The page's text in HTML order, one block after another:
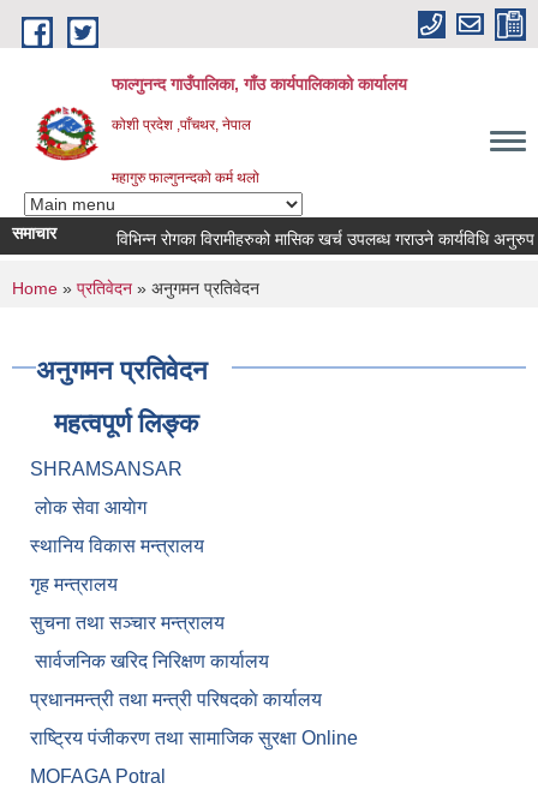
Skip to main content
फाल्गुनन्द गाउँपालिका, गाँउ कार्यपालिकाको कार्यालय
कोशी प्रदेश ,पाँचथर, नेपाल
महागुरु फाल्गुनन्दको कर्म थलो
समाचार विभिन्न रोगका विरामीहरुको मासिक खर्च उपलब्ध गराउने कार्यविधि अनुरुप
You are here
Home » प्रतिवेदन » अनुगमन प्रतिवेदन
अनुगमन प्रतिवेदन
महत्वपूर्ण लिङ्क
SHRAMSANSAR
लाेक सेवा आयाेग
स्थानिय विकास मन्त्रालय
गृह मन्त्रालय
सुचना तथा सञ्चार मन्त्रालय
सार्वजनिक खरिद निरिक्षण कार्यालय
प्रधानमन्त्री तथा मन्त्री परिषदकाे कार्यालय
राष्ट्रिय पंजीकरण तथा सामाजिक सुरक्षा Online
MOFAGA Potral